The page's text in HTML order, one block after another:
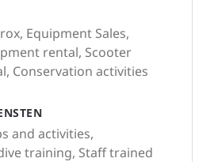
Equipment Sales,
rental, Scooter
Conservation activities
and activities,
training, Staff trained